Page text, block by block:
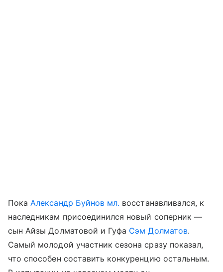
ПокаАлександр Буйнов мл. восстанавливался, к
наследникам присоединился новый соперник —
сын Айзы Долматовой и Гуфа Сэм Долматов.
Самый молодой участник сезона сразу показал,
что способен составить конкуренцию остальным.